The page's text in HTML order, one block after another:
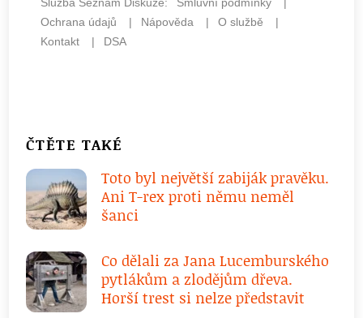
ČTĚTE TAKÉ
Toto byl největší zabiják pravěku.
Ani T-rex proti němu neměl
šanci
Co dělali za Jana Lucemburského
pytlákům a zlodějům dřeva.
Horší trest si nelze představit